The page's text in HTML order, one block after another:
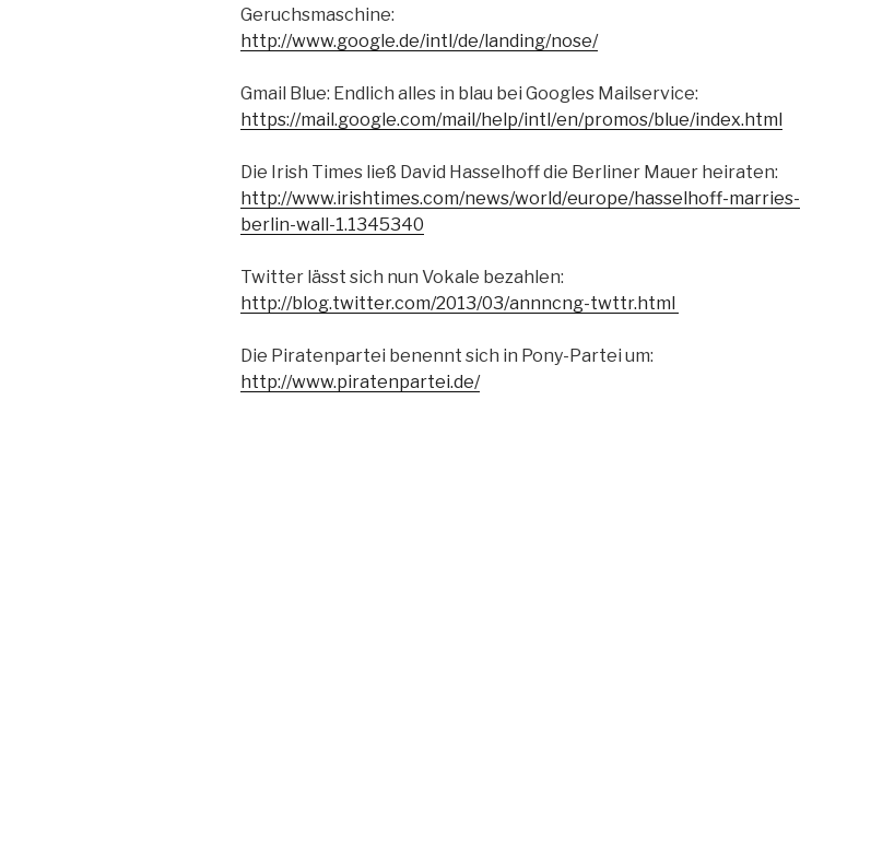
Geruchsmaschine:
http://www.google.de/intl/de/landing/nose/
Gmail Blue: Endlich alles in blau bei Googles Mailservice:
https://mail.google.com/mail/help/intl/en/promos/blue/index.html
Die Irish Times ließ David Hasselhoff die Berliner Mauer heiraten:
http://www.irishtimes.com/news/world/europe/hasselhoff-marries-
berlin-wall-1.1345340
Twitter lässt sich nun Vokale bezahlen:
http://blog.twitter.com/2013/03/annncng-twttr.html
Die Piratenpartei benennt sich in Pony-Partei um:
http://www.piratenpartei.de/